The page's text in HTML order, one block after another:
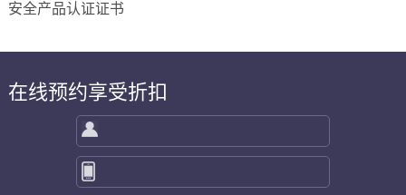
安全产品认证证书
在线预约享受折扣